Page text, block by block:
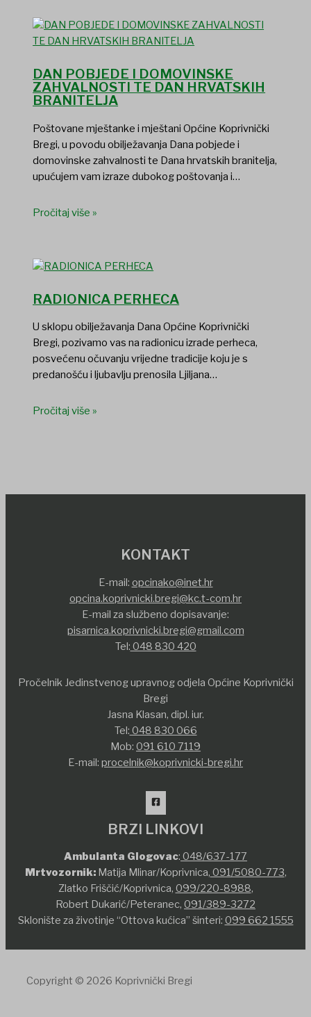
DAN POBJEDE I DOMOVINSKE
ZAHVALNOSTI TE DAN HRVATSKIH
BRANITELJA
Poštovane mještanke i mještani Općine Koprivnički
Bregi, u povodu obilježavanja Dana pobjede i
domovinske zahvalnosti te Dana hrvatskih branitelja,
upućujem vam izraze dubokog poštovanja i…
Pročitaj više »
RADIONICA PERHECA
U sklopu obilježavanja Dana Općine Koprivnički
Bregi, pozivamo vas na radionicu izrade perheca,
posvećenu očuvanju vrijedne tradicije koju je s
predanošću i ljubavlju prenosila Ljiljana…
Pročitaj više »
KONTAKT
E-mail: opcinako@inet.hr
opcina.koprivnicki.bregi@kc.t-com.hr
E-mail za službeno dopisavanje:
pisarnica.koprivnicki.bregi@gmail.com
Tel: 048 830 420
Pročelnik Jedinstvenog upravnog odjela Općine Koprivnički
Bregi
Jasna Klasan, dipl. iur.
Tel: 048 830 066
Mob: 091 610 7119
E-mail: procelnik@koprivnicki-bregi.hr
BRZI LINKOVI
Ambulanta Glogovac: 048/637-177
Mrtvozornik:Matija Mlinar/Koprivnica, 091/5080-773,
Zlatko Friščić/Koprivnica, 099/220-8988,
Robert Dukarić/Peteranec, 091/389-3272
Sklonište za životinje “Ottova kućica” šinteri: 099 662 1555
Copyright © 2026 Koprivnički Bregi